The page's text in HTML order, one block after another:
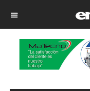
OFF CANVAS